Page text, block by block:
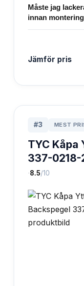
Måste jag
innan
Jämför pris
#3 MEST
TYC Kåpa
337-0218-
·8.5/10